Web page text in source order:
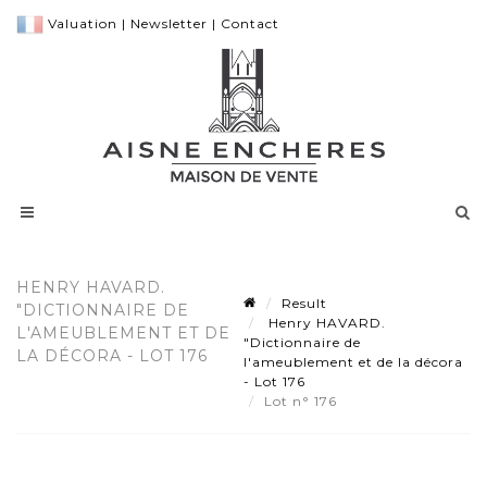
Valuation | Newsletter | Contact
HENRY HAVARD.
"DICTIONNAIRE DE
L'AMEUBLEMENT ET DE
LA DÉCORA - LOT 176
Result
Henry HAVARD.
"Dictionnaire de
l'ameublement et de la décora
- Lot 176
Lot n° 176